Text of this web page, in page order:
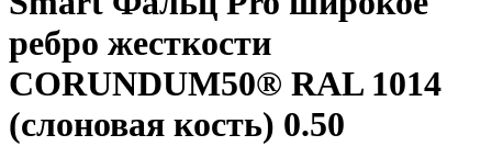
ребро жесткости
CORUNDUM50® RAL 1014
(слоновая кость) 0.50